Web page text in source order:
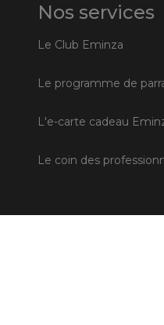
Nos services
Le Club Eminza
Le programme de
L'e-carte cadeau
Le coin des